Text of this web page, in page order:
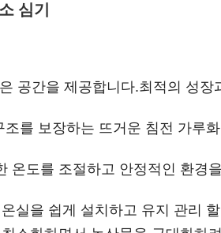
심기
공간을 제공합니다.최적의 성장
를 보장하는 뜨거운 침전 가루화
온도를 조절하고 안정적인 환경
실을 쉽게 설치하고 유지 관리